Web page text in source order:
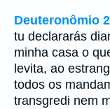
Deuteronômio
tu declararás
minha casa o
levita, ao
todos os
transgredi nem